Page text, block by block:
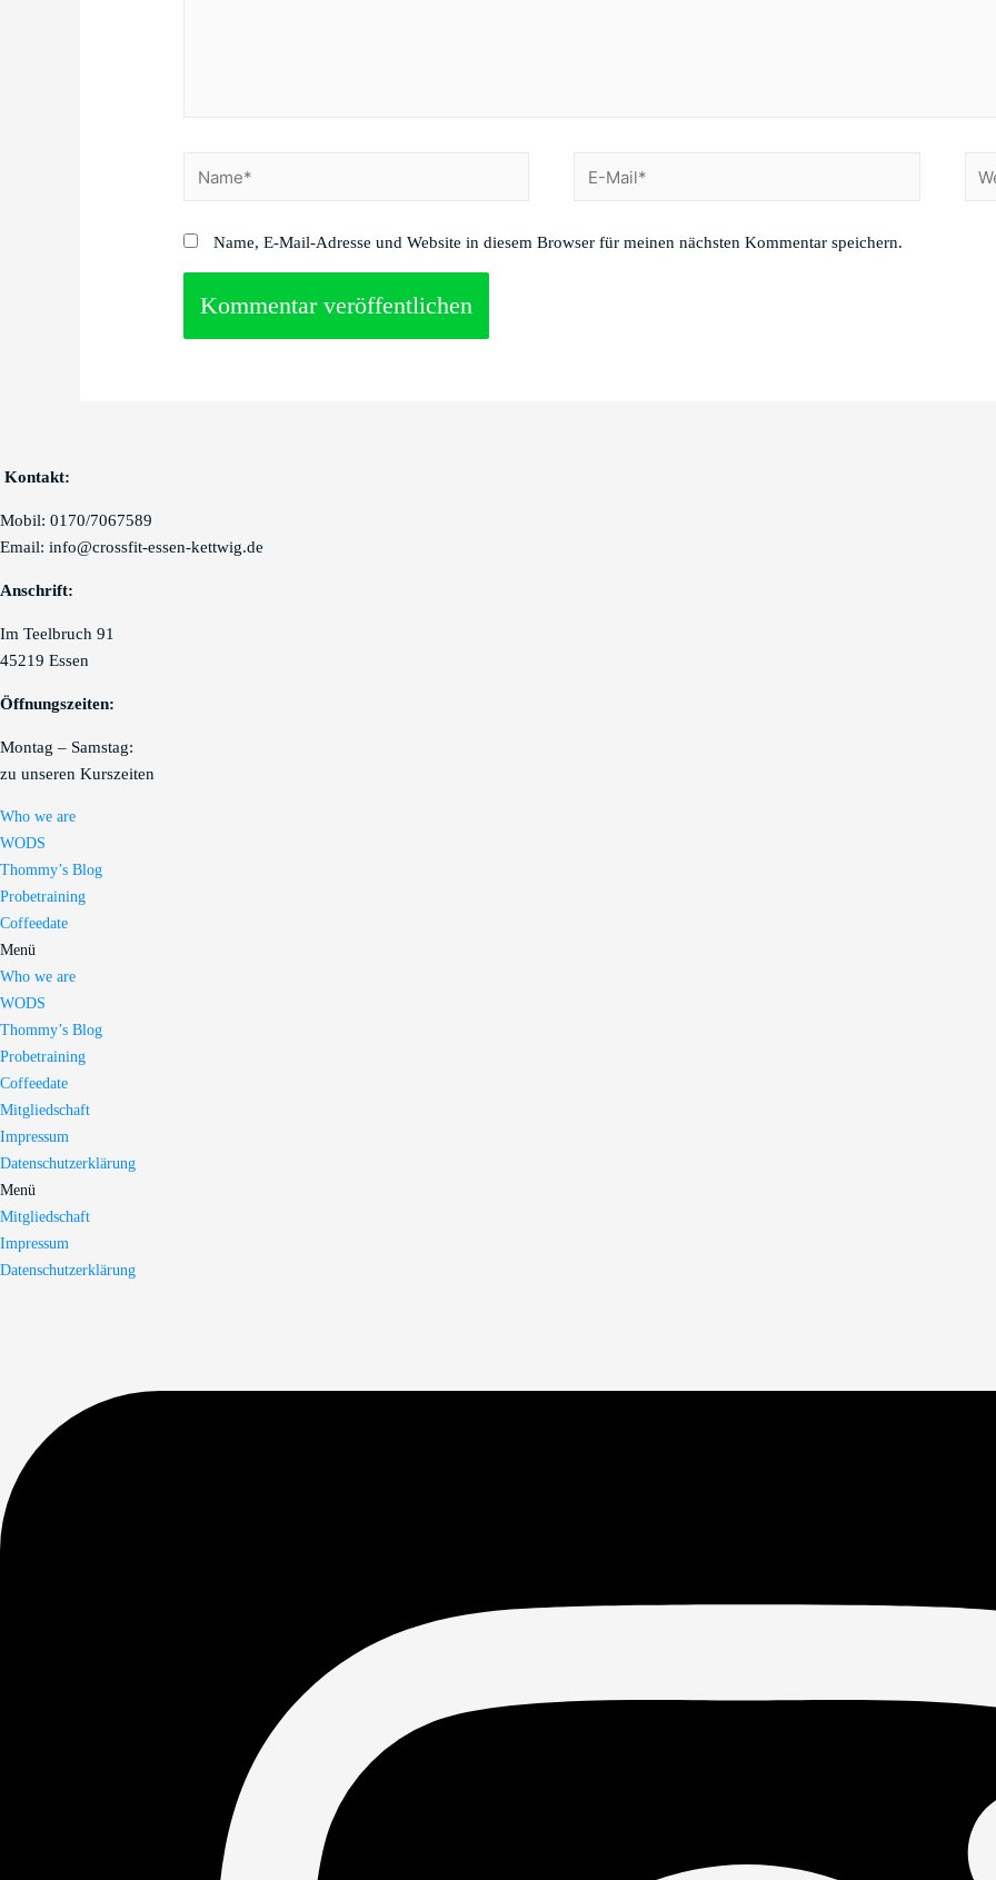
Name, E-Mail-Adresse und Website in diesem Browser für meinen nächsten Kommentar speichern.
Kontakt:
Mobil: 0170/7067589
Email: info@crossfit-essen-kettwig.de
Anschrift:
Im Teelbruch 91
45219 Essen
Öffnungszeiten:
Montag – Samstag:
zu unseren Kurszeiten
Who we are
WODS
Thommy’s Blog
Probetraining
Coffeedate
Menü
Who we are
WODS
Thommy’s Blog
Probetraining
Coffeedate
Mitgliedschaft
Impressum
Datenschutzerklärung
Menü
Mitgliedschaft
Impressum
Datenschutzerklärung